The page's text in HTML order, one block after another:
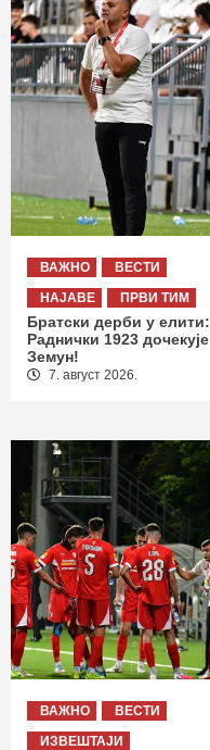
ВАЖНО
ВЕСТИ
НАЈАВЕ
ПРВИ ТИМ
Братски дерби у елити:
Раднички 1923 дочекује
Земун!
7. август 2026.
ВАЖНО
ВЕСТИ
ИЗВЕШТАЈИ